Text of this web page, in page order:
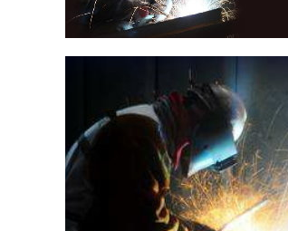
新疆的网友正进入本页访问